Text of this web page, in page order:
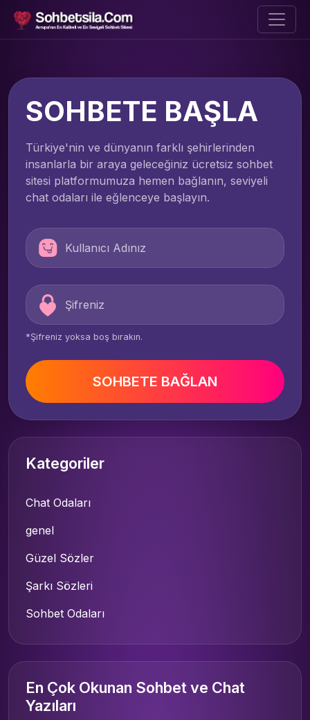
SOHBETE BAŞLA
Türkiye'nin ve dünyanın farklı şehirlerinden
insanlarla bir araya geleceğiniz ücretsiz sohbet
sitesi platformumuza hemen bağlanın, seviyeli
chat odaları ile eğlenceye başlayın.
*Şifreniz yoksa boş bırakın.
SOHBETE BAĞLAN
Kategoriler
Chat Odaları
genel
Güzel Sözler
Şarkı Sözleri
Sohbet Odaları
En Çok Okunan Sohbet ve Chat
Yazıları